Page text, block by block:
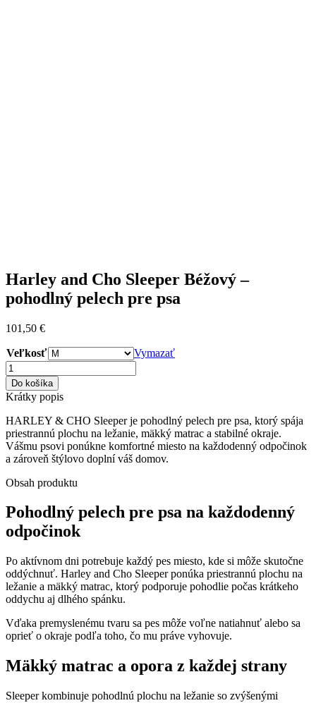
Harley and Cho Sleeper Béžový –
pohodlný pelech pre psa
101,50 €
Veľkosť
Vymazať
množstvo
Harley
and
Cho
Sleeper
Béžový
–
pohodlný
pre
Do košíka
Krátky popis
HARLEY & CHO Sleeper je pohodlný pelech pre psa, ktorý spája
priestrannú plochu na ležanie, mäkký matrac a stabilné okraje.
Vášmu psovi ponúkne komfortné miesto na každodenný odpočinok
a zároveň štýlovo doplní váš domov.
Obsah produktu
Pohodlný pelech pre psa na každodenný
odpočinok
Po aktívnom dni potrebuje každý pes miesto, kde si môže skutočne
oddýchnuť. Harley and Cho Sleeper ponúka priestrannú plochu na
ležanie a mäkký matrac, ktorý podporuje pohodlie počas krátkeho
oddychu aj dlhého spánku.
Vďaka premyslenému tvaru sa pes môže voľne natiahnuť alebo sa
oprieť o okraje podľa toho, čo mu práve vyhovuje.
Mäkký matrac a opora z každej strany
Sleeper kombinuje pohodlnú plochu na ležanie so zvýšenými